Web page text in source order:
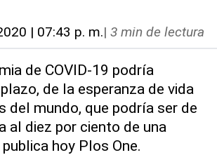
| 07:43 p. m.| 3 min de lectura
de COVID-19 podría
de la esperanza de vida
mundo, que podría ser de
al diez por ciento de una
hoy Plos One.